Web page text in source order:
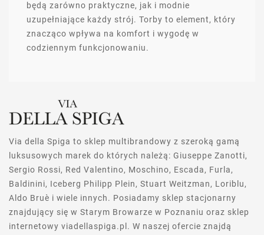
będą zarówno praktyczne, jak i modnie
uzupełniające każdy strój. Torby to element, który
znacząco wpływa na komfort i wygodę w
codziennym funkcjonowaniu.
Via della Spiga to sklep multibrandowy z szeroką gamą
luksusowych marek do których należą: Giuseppe Zanotti,
Sergio Rossi, Red Valentino, Moschino, Escada, Furla,
Baldinini, Iceberg Philipp Plein, Stuart Weitzman, Loriblu,
Aldo Bruè i wiele innych. Posiadamy sklep stacjonarny
znajdujący się w Starym Browarze w Poznaniu oraz sklep
internetowy viadellaspiga.pl. W naszej ofercie znajdą